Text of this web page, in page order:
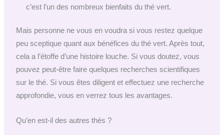
c’est l’un des nombreux bienfaits du thé vert.
Mais personne ne vous en voudra si vous restez quelque
peu sceptique quant aux bénéfices du thé vert. Après tout,
cela a l’étoffe d’une histoire louche. Si vous doutez, vous
pouvez peut-être faire quelques recherches scientifiques
sur le thé. Si vous êtes diligent et effectuez une recherche
approfondie, vous en verrez tous les avantages.
Qu’en est-il des autres thés ?